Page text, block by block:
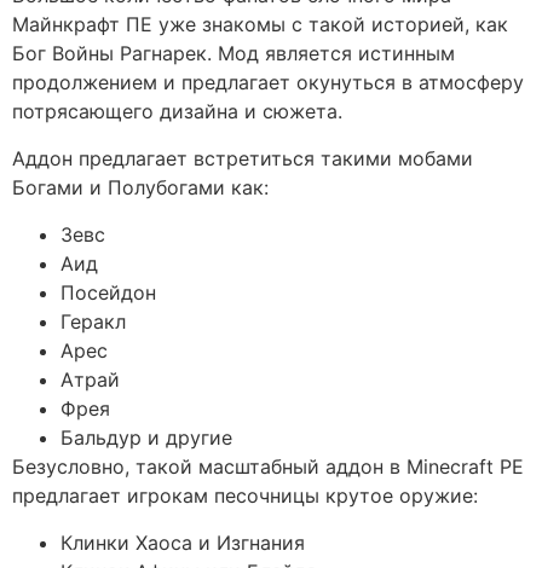
Майнкрафт ПЕ уже знакомы с такой историей, как
Бог Войны Рагнарек. Мод является истинным
продолжением и предлагает окунуться в атмосферу
потрясающего дизайна и сюжета.
Аддон предлагает встретиться такими мобами
Богами и Полубогами как:
Зевс
Аид
Посейдон
Геракл
Арес
Атрай
Фрея
Бальдур и другие
Безусловно, такой масштабный аддон в Minecraft PE
предлагает игрокам песочницы крутое оружие:
Клинки Хаоса и Изгнания